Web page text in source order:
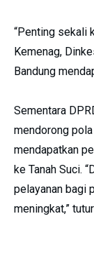
“Penting sekali
Kemenag,
Bandung
Sementara
mendorong
mendapatkan
ke Tanah Suci.
pelayanan bagi
meningkat,”